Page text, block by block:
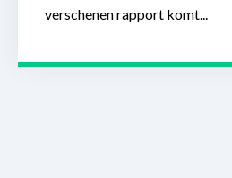
verschenen rapport komt...